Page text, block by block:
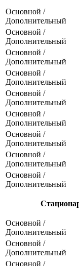
Основной /
Дополнительный
Основной /
Дополнительный
Основной /
Дополнительный
Основной /
Дополнительный
Основной /
Дополнительный
Основной /
Дополнительный
Основной /
Дополнительный
Основной /
Дополнительный
Основной /
Дополнительный
Основной /
Дополнительный
Основной /
Дополнительный
Основной /